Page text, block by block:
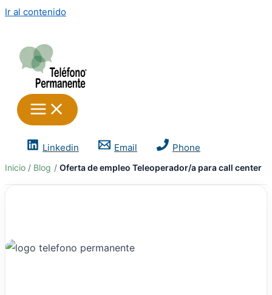
Ir al contenido
Linkedin Email Phone
Inicio Blog Oferta de empleo Teleoperador/a para call center